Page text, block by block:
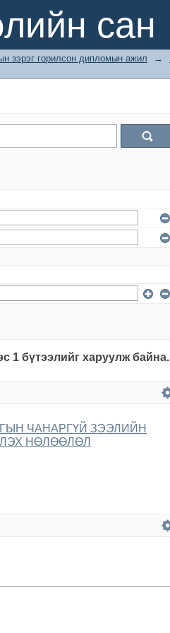
сан
зэрэг горилсон дипломын ажил →
1 бүтээлийг харуулж байна.
ЧАНАРГҮЙ ЗЭЭЛИЙН
НӨЛӨӨЛӨЛ